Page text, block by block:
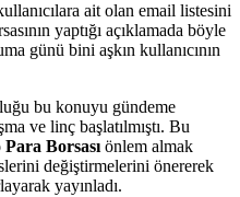
ait olan email listesini
yaptığı açıklamada böyle
günü bini aşkın kullanıcının
bu konuyu gündeme
ve linç başlatılmıştı. Bu
Borsası önlem almak
değiştirmelerini önererek
yayınladı.